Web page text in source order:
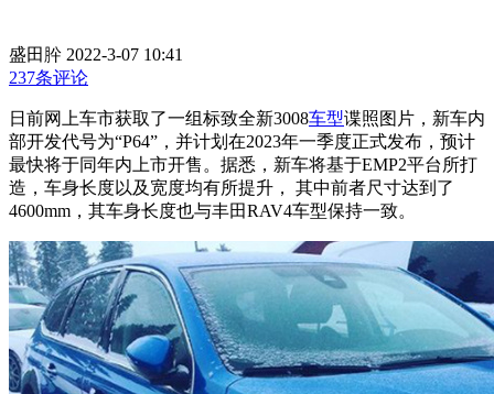
盛田肸 2022-3-07 10:41
237条评论
日前网上车市获取了一组标致全新3008车型谍照图片，新车内
部开发代号为“P64”，并计划在2023年一季度正式发布，预计
最快将于同年内上市开售。据悉，新车将基于EMP2平台所打
造，车身长度以及宽度均有所提升， 其中前者尺寸达到了
4600mm，其车身长度也与丰田RAV4车型保持一致。